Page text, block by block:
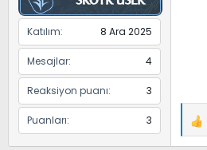
Katılım 8 Ara 2025
Mesajlar 4
Reaksiyon puanı 3
Puanları 3
İ